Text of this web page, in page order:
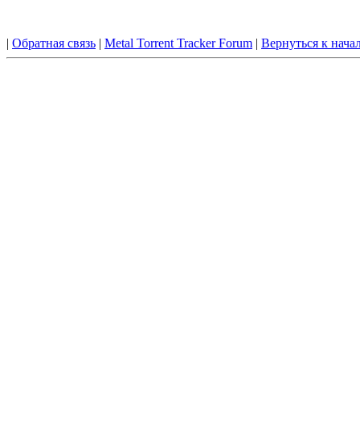
| Обратная связь | Metal Torrent Tracker Forum | Вернуться к